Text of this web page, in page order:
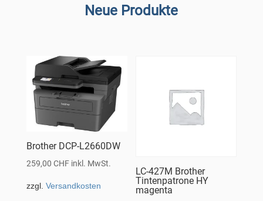
Neue Produkte
Brother DCP-L2660DW
259,00 CHF inkl. MwSt.
zzgl. Versandkosten
LC-427M Brother
Tintenpatrone HY
magenta